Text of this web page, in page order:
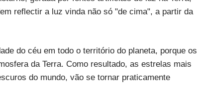
reflectir a luz vinda não só "de cima", a partir da
do céu em todo o território do planeta, porque os
da Terra. Como resultado, as estrelas mais
do mundo, vão se tornar praticamente